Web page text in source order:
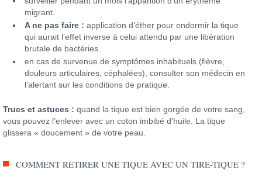
migrant.
A ne pas faire : application d’éther pour endormir la tique
qui aurait l’effet inverse à celui attendu par une libération
brutale de bactéries.
en cas de survenue de symptômes inhabituels (fièvre,
douleurs articulaires, céphalées), consulter son médecin en
l’alertant sur les conditions de pratique.
Trucs et astuces : quand la tique est bien gorgée de votre sang,
vous pouvez l’enlever avec un coton imbibé d’huile. La tique
glissera « doucement » de votre peau.
COMMENT RETIRER UNE TIQUE AVEC UN TIRE-TIQUE ?